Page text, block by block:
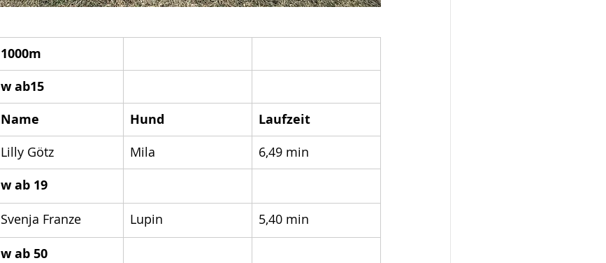
1000m
w ab15
Name Hund Laufzeit
Lilly Götz Mila 6,49 min
w ab 19
Svenja Franze Lupin 5,40 min
w ab 50